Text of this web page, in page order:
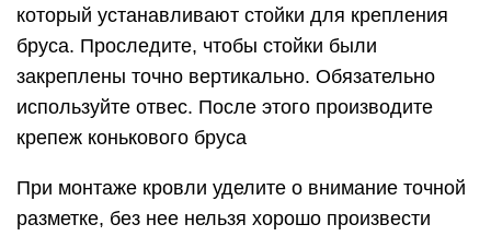
который устанавливают стойки для крепления
бруса. Проследите, чтобы стойки были
закреплены точно вертикально. Обязательно
используйте отвес. После этого производите
крепеж конькового бруса
При монтаже кровли уделите о внимание точной
разметке, без нее нельзя хорошо произвести